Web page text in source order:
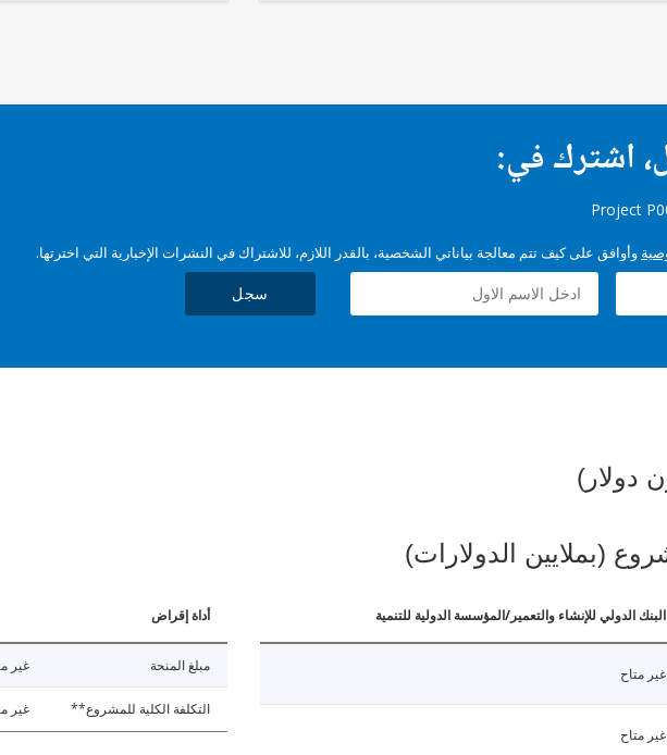
اشترك في:
وأوافق على كيف تتم معالجة بياناتي الشخصية، بالقدر اللازم، للاشتراك في النشرات الإخبارية التي اخترتها.
سجل
دولار)
(بملايين الدولارات)
البنك الدولي للإنشاء والتعمير/المؤسسة الدولية للتنمية
غير متاح
غير متاح
أداة إقراض
مبلغ المنحة غير
التكلفة الكلية للمشروع** غير